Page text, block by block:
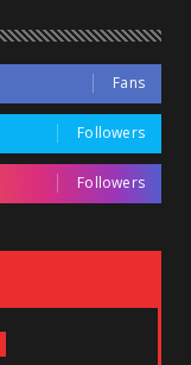
Fans
Followers
Followers